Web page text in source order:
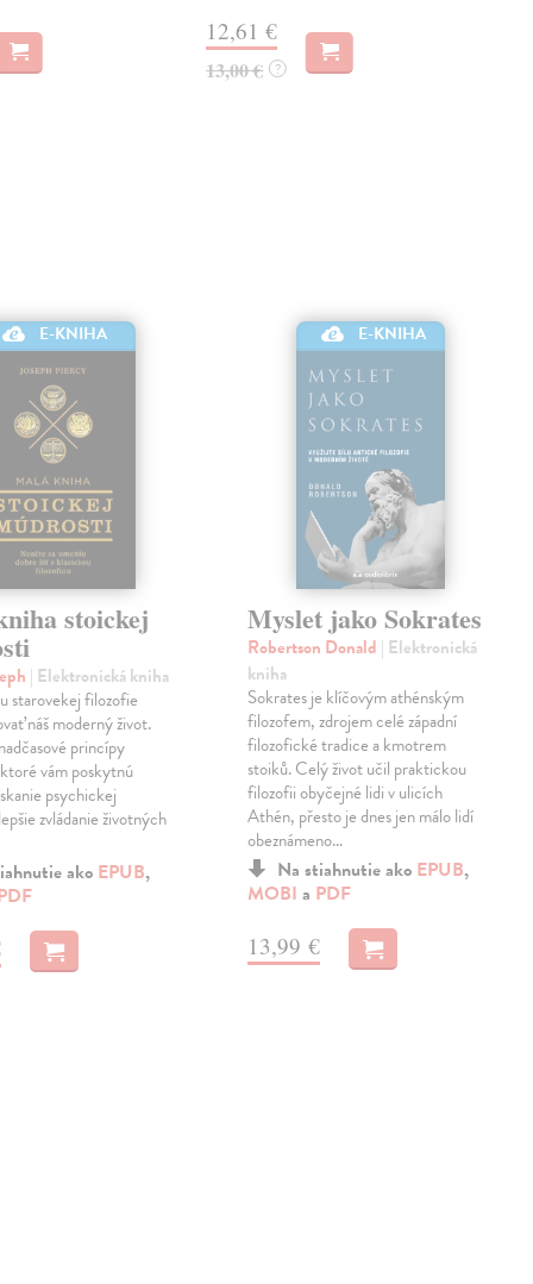
12,61 €
13,00 € ?
E-KNIHA
stoickej
| Elektronická kniha
starovekej filozofie
náš moderný život.
princípy
vám poskytnú
psychickej
zvládanie životných
ako EPUB,
E-KNIHA
Myslet jako Sokrates
Robertson Donald | Elektronická
kniha
Sokrates je klíčovým athénským
filozofem, zdrojem celé západní
filozofické tradice a kmotrem
stoiků. Celý život učil praktickou
filozofii obyčejné lidi v ulicích
Athén, přesto je dnes jen málo lidí
obeznámeno…
Na stiahnutie ako EPUB,
MOBI a PDF
13,99 €